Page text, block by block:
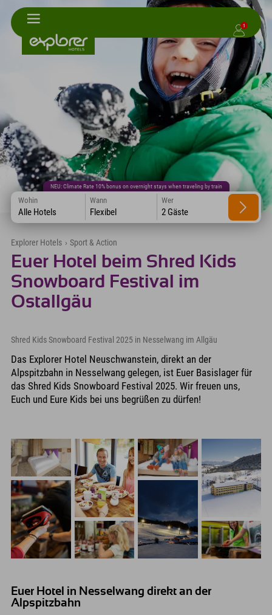
1
NEU: Climate Rate 10% bonus on overnight stays when traveling by train
Wohin
Alle Hotels
Wann
Flexibel
Wer
2 Gäste
Explorer Hotels › Sport & Action
Euer Hotel beim Shred Kids
Snowboard Festival im
Ostallgäu
Shred Kids Snowboard Festival 2025 in Nesselwang im Allgäu
Das Explorer Hotel Neuschwanstein, direkt an der
Alpspitzbahn in Nesselwang gelegen, ist Euer Basislager für
das Shred Kids Snowboard Festival 2025. Wir freuen uns,
Euch und Eure Kids bei uns begrüßen zu dürfen!
Euer Hotel in Nesselwang direkt an der
Alpspitzbahn